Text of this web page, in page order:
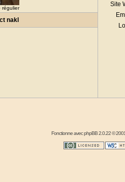
régulier
Site
nakl
Fonctionne avecphpBB2.0.22 ©